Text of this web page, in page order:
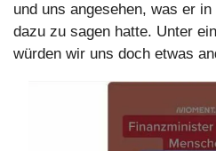
und uns angesehen, was er
dazu zu sagen hatte. Unter
würden wir uns doch etwas